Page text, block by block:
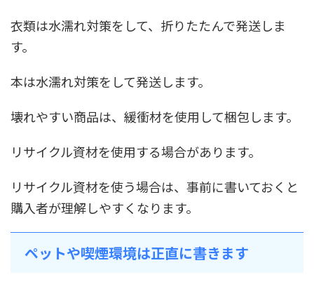
衣類は水濡れ対策をして、折りたたんで発送しま
す。
本は水濡れ対策をして発送します。
壊れやすい商品は、緩衝材を使用して梱包します。
リサイクル資材を使用する場合があります。
リサイクル資材を使う場合は、事前に書いておくと
購入者が理解しやすくなります。
ペットや喫煙環境は正直に書きます